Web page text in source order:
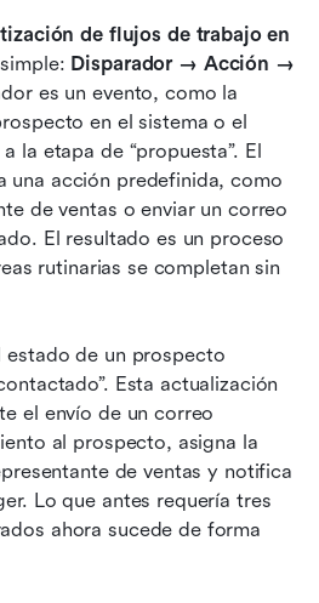
de flujos de trabajo en
Disparador → Acción →
es un evento, como la
en el sistema o el
la etapa de “propuesta”. El
una acción predefinida, como
de ventas o enviar un correo
El resultado es un proceso
rutinarias se completan sin
estado de un prospecto
Esta actualización
el envío de un correo
al prospecto, asigna la
de ventas y notifica
Lo que antes requería tres
ahora sucede de forma